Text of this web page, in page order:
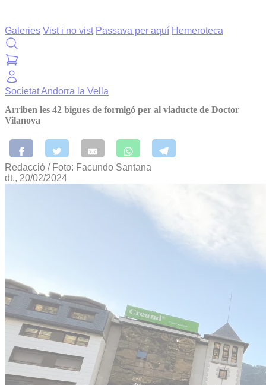
Galeries Vist i no vist Passava per aquí Hemeroteca
SocietatAndorra la Vella
Arriben les 42 bigues de formigó per al viaducte de Doctor
Vilanova
Redacció / Foto: Facundo Santana
dt., 20/02/2024